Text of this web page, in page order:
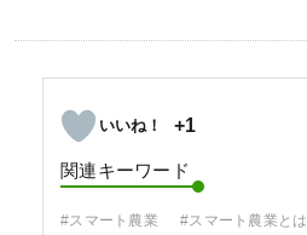
+1
関連キーワード
#スマート農業 #スマート農業とは